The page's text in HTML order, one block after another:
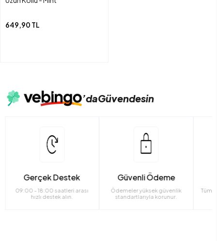
649,90 TL
’daGüvendesin
Gerçek Destek
09:00 - 18:00 saatleri arası
hızlı destek alın.
Güvenli Ödeme
Ödemeler yüksek güvenlik
standartlarıyla korunur.
Tüm